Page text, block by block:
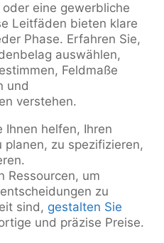
eine gewerbliche
Leitfäden bieten klare
Phase. Erfahren Sie,
auswählen,
Feldmaße
und
verstehen.
Ihnen helfen, Ihren
zu spezifizieren,
Ressourcen, um
zu
sind, gestalten Sie
und präzise Preise.